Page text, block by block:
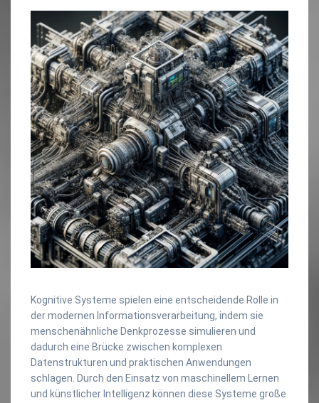
Kognitive Systeme spielen eine entscheidende Rolle in
der modernen Informationsverarbeitung, indem sie
menschenähnliche Denkprozesse simulieren und
dadurch eine Brücke zwischen komplexen
Datenstrukturen und praktischen Anwendungen
schlagen. Durch den Einsatz von maschinellem Lernen
und künstlicher Intelligenz können diese Systeme große